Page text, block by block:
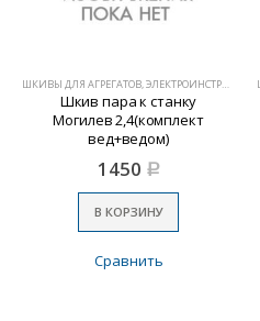
ШКИВЫ ДЛЯ АГРЕГАТОВ, ЭЛЕКТРОИНСТРУМЕНТА
Шкив пара к станку
Могилев 2,4(комплект
вед+ведом)
1450 Р
В КОРЗИНУ
Сравнить